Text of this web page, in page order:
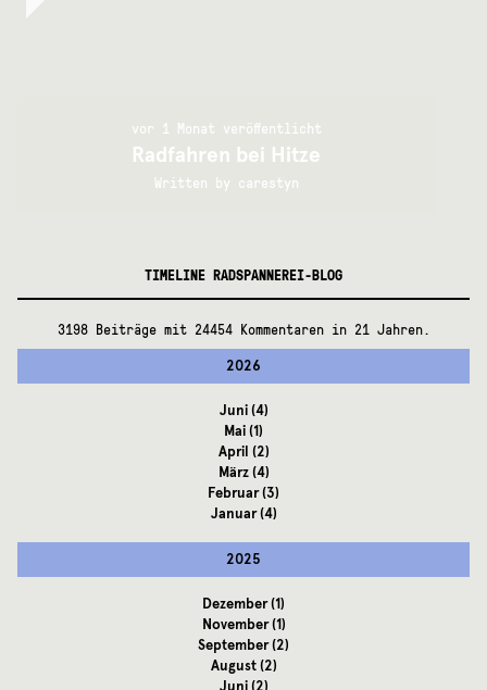
vor 1 Monat veröffentlicht
Radfahren bei Hitze
Written by carestyn
TIMELINE RADSPANNEREI-BLOG
3198 Beiträge mit 24454 Kommentaren in 21 Jahren.
2026
Juni(4)
Mai(1)
April (2)
März(4)
Februar(3)
Januar(4)
2025
Dezember(1)
November(1)
September(2)
August(2)